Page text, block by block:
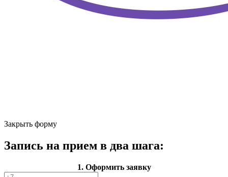
Закрыть форму
Запись на прием в два шага:
1. Оформить заявку